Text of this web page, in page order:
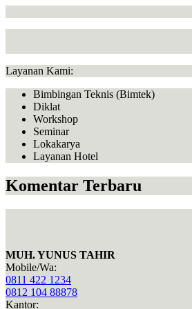
Layanan Kami:
Bimbingan Teknis (Bimtek)
Diklat
Workshop
Seminar
Lokakarya
Layanan Hotel
Komentar Terbaru
MUH. YUNUS TAHIR
Mobile/Wa:
0811 422 1234
0812 104 88878
Kantor: